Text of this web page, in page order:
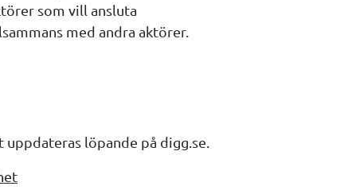
som vill ansluta
med andra aktörer.
löpande på digg.se.